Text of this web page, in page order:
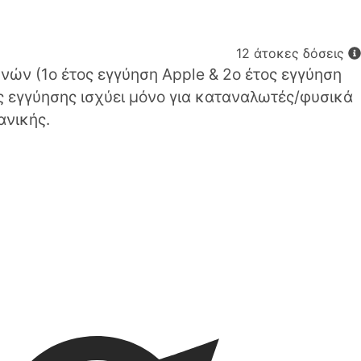
12 άτοκες δόσεις
(1o έτος εγγύηση Apple & 2ο έτος εγγύηση
ισχύει μόνο για καταναλωτές/φυσικά